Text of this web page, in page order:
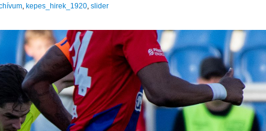
, kepes_hirek_1920, slider